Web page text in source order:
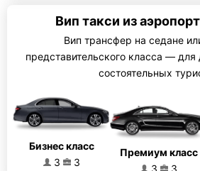
Вип такси из
Вип трансфер на седане
представительского класса —
состоятельных
Бизнес класс
3
3
Премиум класс